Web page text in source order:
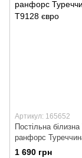
Артикул: 165652
Постільна
ранфорс
євро
1 690 грн